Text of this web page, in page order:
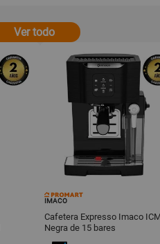
Ver todo
IMACO
Cafetera Expresso Imaco
Negra de 15 bares